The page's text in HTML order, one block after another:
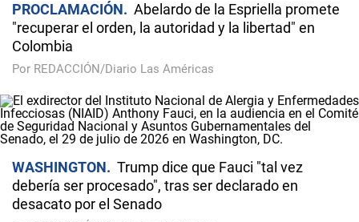
PROCLAMACIÓN
Abelardo de la Espriella promete
"recuperar el orden, la autoridad y la libertad" en
Colombia
Por REDACCIÓN/Diario Las Américas
WASHINGTON
Trump dice que Fauci "tal vez
debería ser procesado", tras ser declarado en
desacato por el Senado